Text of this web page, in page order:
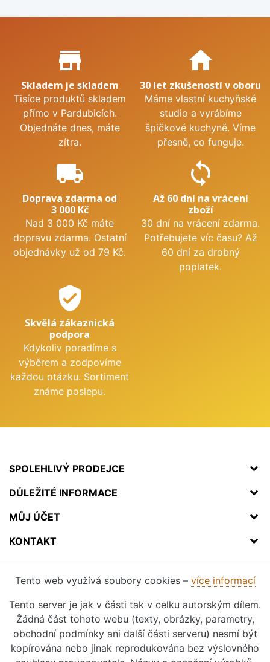
Proč nakupovat u nás?
store_mall_directory
Skladem je skladem
Tisíce produktů skladem
přímo v Pardubicích.
Objednáte dnes, máte
zítra.
home
30 let zkušeností v oboru
Máme vlastní kuchyňské
studio a vyrábíme
špičkové kuchyně. Víme
přesně, co funguje.
local_shipping
Doprava zdarma od
3 000 Kč
Nad 3 000 Kč máte
dopravu zdarma. Ostatní
objednávky už od 79 Kč.
sync
Až 60 dní na vrácení
zboží
30 dní na vrácení zdarma.
Potřebujete víc času? Až
60 dní za drobný
poplatek.
verified_user
Skvělá zákaznická
podpora
Kdykoliv poradíme s
výběrem a zodpovíme
každou otázku. Sortiment
známe poslepu.
SPOLEHLIVÝ PRODEJCE
DŮLEŽITÉ INFORMACE
MŮJ ÚČET
KONTAKT
Tento web využívá soubory cookies – více informací
Tento server je jak v části tak v celku autorským dílem.
Žádná část tohoto webu (texty, obrázky, parametry,
obchodní podmínky ani další části serveru) nesmí být
kopírována nebo jinak reprodukována bez výslovného